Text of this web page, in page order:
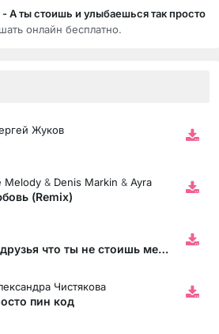
- А ты стоишь и улыбаешься так просто
онлайн бесплатно.
Жуков
Melody & Denis Markin & Ayra
(Remix)
Мне говорили друзья что ты не стоишь меня
Чистякова
пин код